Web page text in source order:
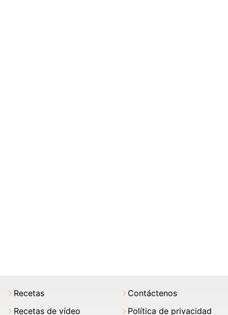
Recetas
Recetas de vídeo
Contáctenos
Política de privacidad